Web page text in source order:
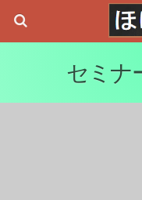
セミナ
4:00 AM